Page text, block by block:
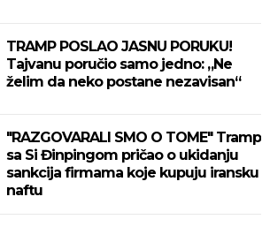
TRAMP POSLAO JASNU PORUKU!
Tajvanu poručio samo jedno: „Ne
želim da neko postane nezavisan“
"RAZGOVARALI SMO O TOME" Tramp
sa Si Đinpingom pričao o ukidanju
sankcija firmama koje kupuju iransku
naftu